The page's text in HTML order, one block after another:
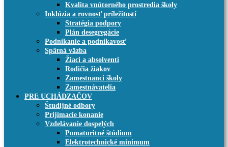
Kvalita vnútorného prostredia školy
Inklúzia a rovnosť príležitostí
Stratégia podpory
Plán desegregácie
Podnikanie a podnikavosť
Spätná väzba
Žiaci a absolventi
Rodičia žiakov
Zamestnanci školy
Zamestnávatelia
PRE UCHÁDZAČOV
Študijné odbory
Prijímacie konanie
Vzdelávanie dospelých
Pomaturitné štúdium
Elektrotechnické minimum